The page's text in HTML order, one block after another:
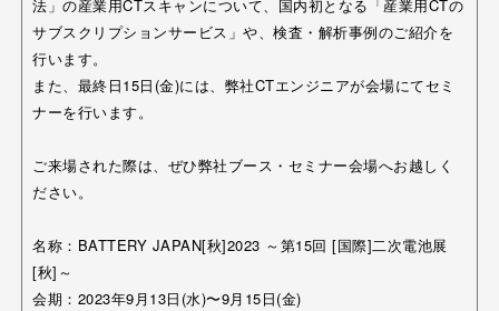
法」の産業用CTスキャンについて、国内初となる「産業用CTの
サブスクリプションサービス」や、検査・解析事例のご紹介を
行います。
また、最終日15日(金)には、弊社CTエンジニアが会場にてセミ
ナーを行います。
ご来場された際は、ぜひ弊社ブース・セミナー会場へお越しく
ださい。
名称：BATTERY JAPAN[秋]2023 ～第15回 [国際]二次電池展
[秋]～
会期：2023年9月13日(水)〜9月15日(金)